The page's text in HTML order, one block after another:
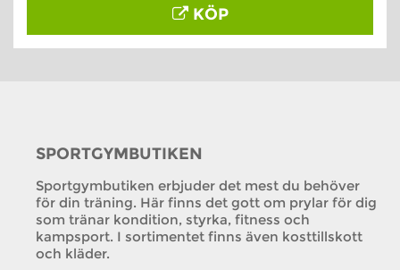
KÖP
SPORTGYMBUTIKEN
Sportgymbutiken erbjuder det mest du behöver
för din träning. Här finns det gott om prylar för dig
som tränar kondition, styrka, fitness och
kampsport. I sortimentet finns även kosttillskott
och kläder.